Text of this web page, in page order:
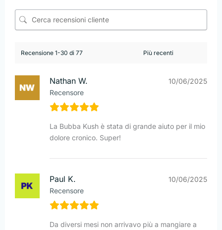
Recensione 1-30 di 77
Nathan W.
Recensore
10/06/2025
La Bubba Kush è stata di grande aiuto per il mio
dolore cronico. Super!
Paul K.
Recensore
10/06/2025
Da diversi mesi non arrivavo più a mangiare a